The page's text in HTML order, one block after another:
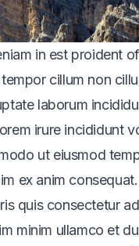
in est proident
cillum non
laborum
irure incididunt
ut eiusmod
ex anim
quis consectetur
minim ullamco et